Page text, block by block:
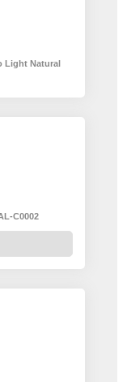
Light Natural
C0002